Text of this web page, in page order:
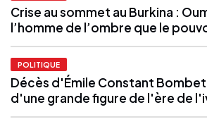
Crise au sommet au Burkina :
l’homme de l’ombre que le
POLITIQUE
Décès d'Émile Constant
d'une grande figure de l'ère de